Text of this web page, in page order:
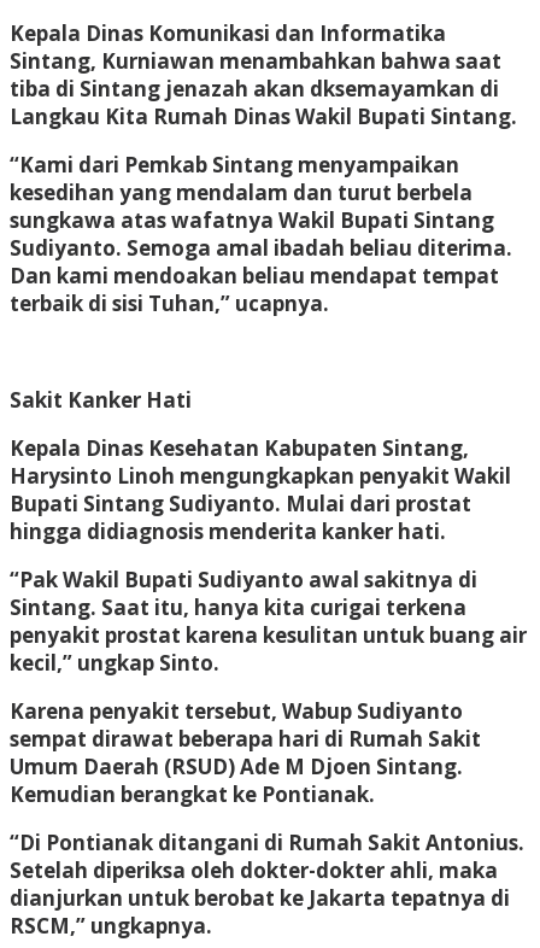
Kepala Dinas Komunikasi dan Informatika
Sintang, Kurniawan menambahkan bahwa saat
tiba di Sintang jenazah akan dksemayamkan di
Langkau Kita Rumah Dinas Wakil Bupati Sintang.
“Kami dari Pemkab Sintang menyampaikan
kesedihan yang mendalam dan turut berbela
sungkawa atas wafatnya Wakil Bupati Sintang
Sudiyanto. Semoga amal ibadah beliau diterima.
Dan kami mendoakan beliau mendapat tempat
terbaik di sisi Tuhan,” ucapnya.
Sakit Kanker Hati
Kepala Dinas Kesehatan Kabupaten Sintang,
Harysinto Linoh mengungkapkan penyakit Wakil
Bupati Sintang Sudiyanto. Mulai dari prostat
hingga didiagnosis menderita kanker hati.
“Pak Wakil Bupati Sudiyanto awal sakitnya di
Sintang. Saat itu, hanya kita curigai terkena
penyakit prostat karena kesulitan untuk buang air
kecil,” ungkap Sinto.
Karena penyakit tersebut, Wabup Sudiyanto
sempat dirawat beberapa hari di Rumah Sakit
Umum Daerah (RSUD) Ade M Djoen Sintang.
Kemudian berangkat ke Pontianak.
“Di Pontianak ditangani di Rumah Sakit Antonius.
Setelah diperiksa oleh dokter-dokter ahli, maka
dianjurkan untuk berobat ke Jakarta tepatnya di
RSCM,” ungkapnya.